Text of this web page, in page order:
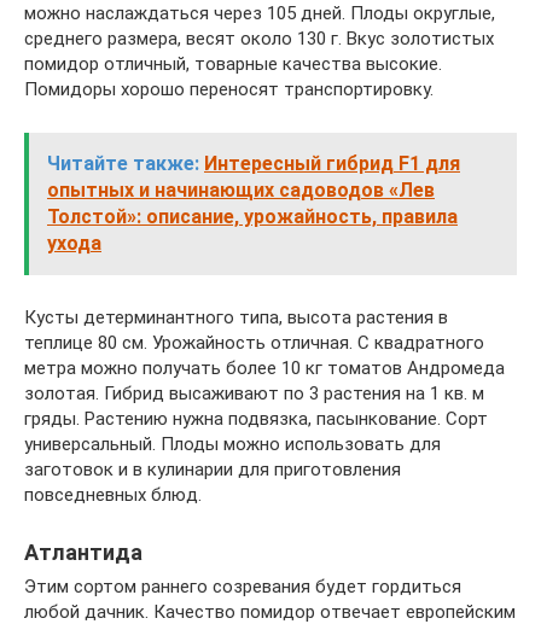
можно наслаждаться через 105 дней. Плоды округлые,
среднего размера, весят около 130 г. Вкус золотистых
помидор отличный, товарные качества высокие.
Помидоры хорошо переносят транспортировку.
Читайте также: Интересный гибрид F1 для
опытных и начинающих садоводов «Лев
Толстой»: описание, урожайность, правила
ухода
Кусты детерминантного типа, высота растения в
теплице 80 см. Урожайность отличная. С квадратного
метра можно получать более 10 кг томатов Андромеда
золотая. Гибрид высаживают по 3 растения на 1 кв. м
гряды. Растению нужна подвязка, пасынкование. Сорт
универсальный. Плоды можно использовать для
заготовок и в кулинарии для приготовления
повседневных блюд.
Атлантида
Этим сортом раннего созревания будет гордиться
любой дачник. Качество помидор отвечает европейским